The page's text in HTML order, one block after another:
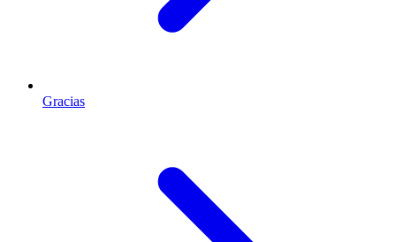
Gracias